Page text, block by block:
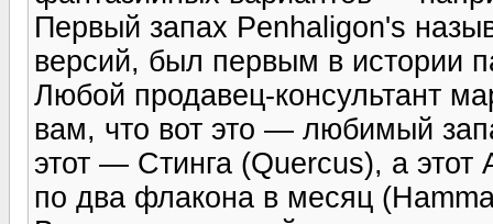
Первый запах Penhaligon's
версий, был первым в истории
Любой продавец-консультант
вам, что вот это — любимый
этот — Стинга (Quercus), а этот
по два флакона в месяц